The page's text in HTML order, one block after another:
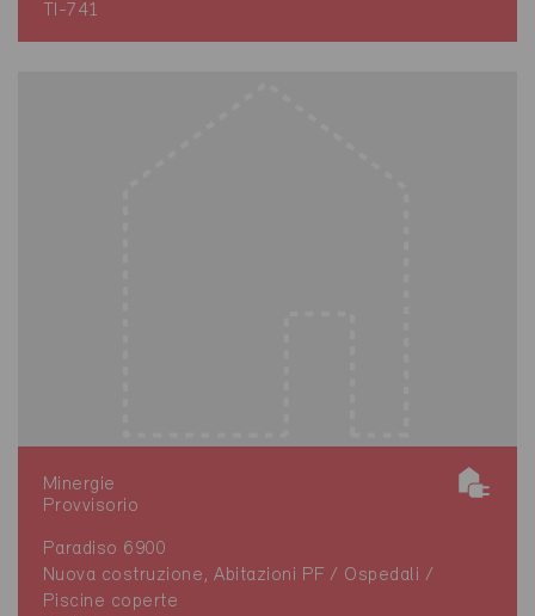
TI-741
Minergie
Provvisorio
Paradiso 6900
Nuova costruzione, Abitazioni PF / Ospedali /
Piscine coperte